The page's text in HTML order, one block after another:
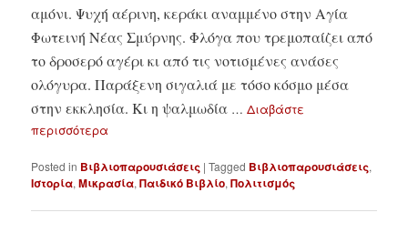
αμόνι. Ψυχή αέρινη, κεράκι αναμμένο στην Αγία
Φωτεινή Νέας Σμύρνης. Φλόγα που τρεμοπαίζει από
το δροσερό αγέρι κι από τις νοτισμένες ανάσες
ολόγυρα. Παράξενη σιγαλιά με τόσο κόσμο μέσα
στην εκκλησία. Κι η ψαλμωδία …Διαβάστε
περισσότερα
Posted in Βιβλιοπαρουσιάσεις |Tagged Βιβλιοπαρουσιάσεις,
Ιστορία,Μικρασία,Παιδικό Βιβλίο,Πολιτισμός